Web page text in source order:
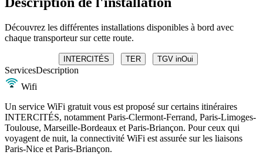
Découvrez les différentes installations disponibles à bord avec
chaque transporteur sur cette route.
INTERCITÉS TER TGV inOui
ServicesDescription
Wifi
Un service WiFi gratuit vous est proposé sur certains itinéraires
INTERCITÉS, notamment Paris-Clermont-Ferrand, Paris-Limoges-
Toulouse, Marseille-Bordeaux et Paris-Briançon. Pour ceux qui
voyagent de nuit, la connectivité WiFi est assurée sur les liaisons
Paris-Nice et Paris-Briançon.